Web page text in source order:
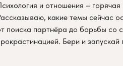
и отношения –
какие темы сейчас
поиска партнёра до борьбы со
Бери и запускай